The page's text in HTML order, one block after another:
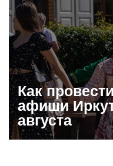
Как
афиши
августа